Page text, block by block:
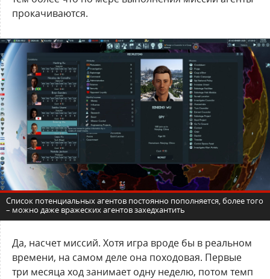
прокачиваются.
Список потенциальных агентов постоянно пополняется, более того
– можно даже вражеских агентов захедхантить
Да, насчет миссий. Хотя игра вроде бы в реальном
времени, на самом деле она походовая. Первые
три месяца ход занимает одну неделю, потом темп